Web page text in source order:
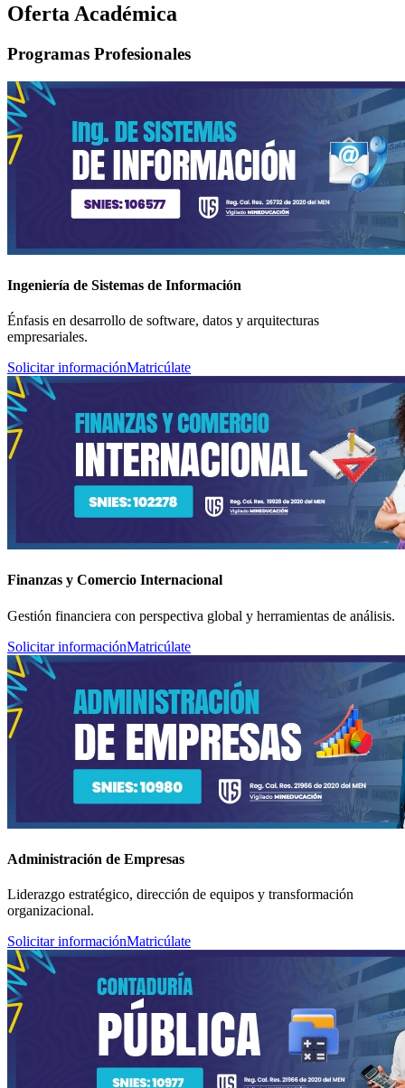
Oferta Académica
Programas Profesionales
Ingeniería de Sistemas de Información
Énfasis en desarrollo de software, datos y arquitecturas
empresariales.
Solicitar informaciónMatricúlate
Finanzas y Comercio Internacional
Gestión financiera con perspectiva global y herramientas de análisis.
Solicitar informaciónMatricúlate
Administración de Empresas
Liderazgo estratégico, dirección de equipos y transformación
organizacional.
Solicitar informaciónMatricúlate